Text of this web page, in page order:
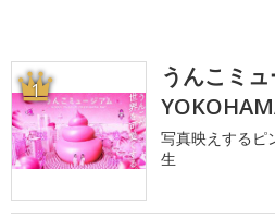
1
うんこミ
写真映えするピ
生